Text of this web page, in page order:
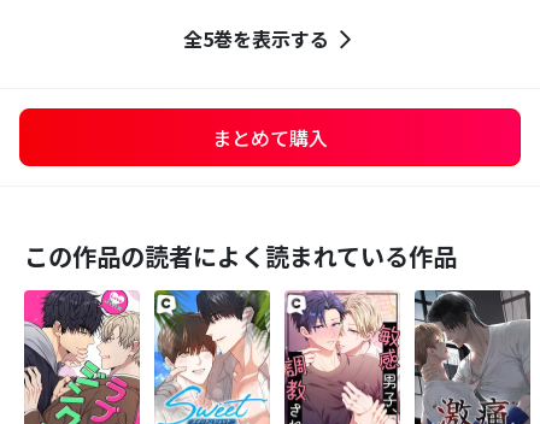
全5巻を表示する
まとめて購入
この作品の読者によく読まれている作品